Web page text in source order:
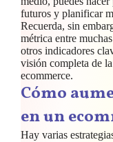
futuros y planificar
Recuerda, sin
métrica entre
otros indicadores
visión completa de
ecommerce.
Cómo
en un
Hay varias